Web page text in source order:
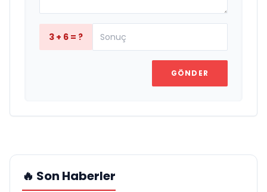
3 + 6 = ?
GÖNDER
🔥 Son Haberler